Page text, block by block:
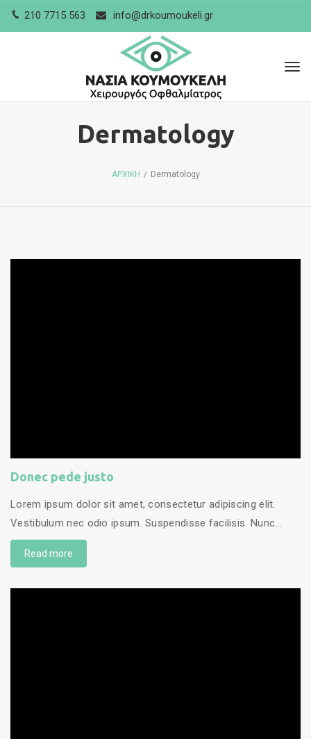
210 7715 563 info@drkoumoukeli.gr
Dermatology
ΑΡΧΙΚΗ / Dermatology
Donec pede justo
Lorem ipsum dolor sit amet, consectetur adipiscing elit.
Vestibulum nec odio ipsum. Suspendisse facilisis. Nunc...
Read more